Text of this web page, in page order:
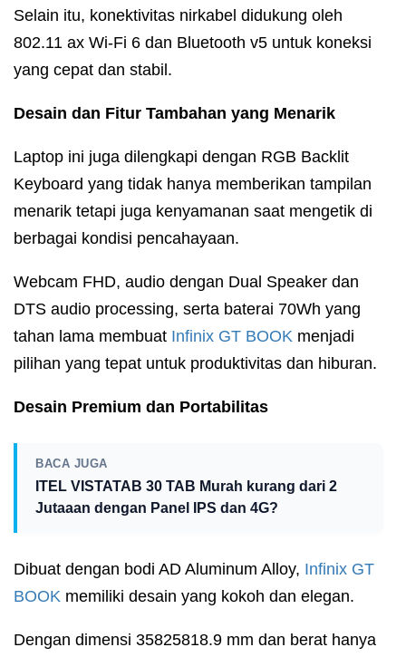
Selain itu, konektivitas nirkabel didukung oleh
802.11 ax Wi-Fi 6 dan Bluetooth v5 untuk koneksi
yang cepat dan stabil.
Desain dan Fitur Tambahan yang Menarik
Laptop ini juga dilengkapi dengan RGB Backlit
Keyboard yang tidak hanya memberikan tampilan
menarik tetapi juga kenyamanan saat mengetik di
berbagai kondisi pencahayaan.
Webcam FHD, audio dengan Dual Speaker dan
DTS audio processing, serta baterai 70Wh yang
tahan lama membuat Infinix GT BOOK menjadi
pilihan yang tepat untuk produktivitas dan hiburan.
Desain Premium dan Portabilitas
BACA JUGA
ITEL VISTATAB 30 TAB Murah kurang dari 2
Jutaaan dengan Panel IPS dan 4G?
Dibuat dengan bodi AD Aluminum Alloy, Infinix GT
BOOK memiliki desain yang kokoh dan elegan.
Dengan dimensi 35825818.9 mm dan berat hanya